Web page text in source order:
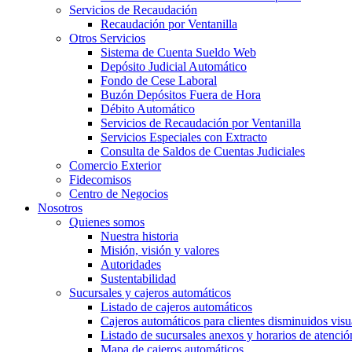
Servicios de Recaudación
Recaudación por Ventanilla
Otros Servicios
Sistema de Cuenta Sueldo Web
Depósito Judicial Automático
Fondo de Cese Laboral
Buzón Depósitos Fuera de Hora
Débito Automático
Servicios de Recaudación por Ventanilla
Servicios Especiales con Extracto
Consulta de Saldos de Cuentas Judiciales
Comercio Exterior
Fidecomisos
Centro de Negocios
Nosotros
Quienes somos
Nuestra historia
Misión, visión y valores
Autoridades
Sustentabilidad
Sucursales y cajeros automáticos
Listado de cajeros automáticos
Cajeros automáticos para clientes disminuidos
Listado de sucursales anexos y horarios de
Mapa de cajeros automáticos